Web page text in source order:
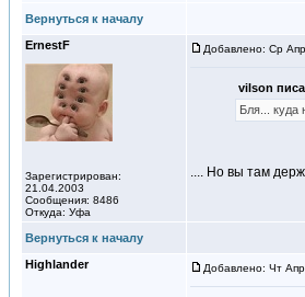
Вернуться к началу
ErnestF
Зарегистрирован:
21.04.2003
Сообщения: 8486
Откуда: Уфа
Добавлено: Ср
vilson
Бля... куда
.... Но вы там
Вернуться к началу
Highlander
Добавлено: Чт